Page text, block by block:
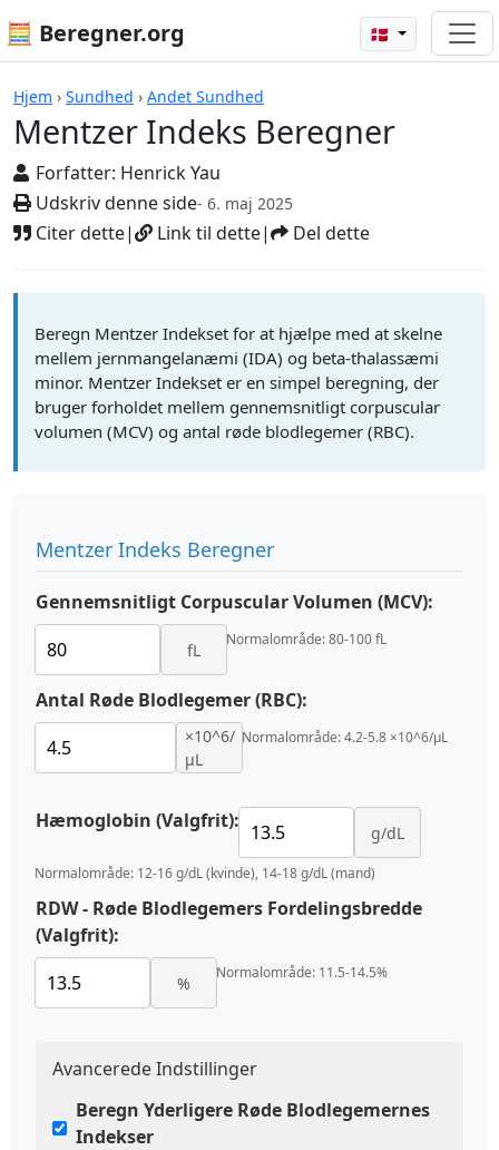
🧮 Beregner.org 🇩🇰
Hjem › Sundhed › Andet Sundhed
Mentzer Indeks Beregner
Forfatter: Henrick Yau
Udskriv denne side- 6. maj 2025
Citer dette| Link til dette| Del dette
Beregnere
Beregn Mentzer Indekset for at hjælpe med at skelne
mellem jernmangelanæmi (IDA) og beta-thalassæmi
minor. Mentzer Indekset er en simpel beregning, der
bruger forholdet mellem gennemsnitligt corpuscular
volumen (MCV) og antal røde blodlegemer (RBC).
Mentzer Indeks Beregner
Gennemsnitligt Corpuscular Volumen (MCV):
fL Normalområde: 80-100 fL
Antal Røde Blodlegemer (RBC):
×10^6/
μL
Normalområde: 4.2-5.8 ×10^6/μL
Hæmoglobin (Valgfrit): g/dL
Normalområde: 12-16 g/dL (kvinde), 14-18 g/dL (mand)
RDW - Røde Blodlegemers Fordelingsbredde
(Valgfrit):
% Normalområde: 11.5-14.5%
Avancerede Indstillinger
Beregn Yderligere Røde Blodlegemernes
Indekser